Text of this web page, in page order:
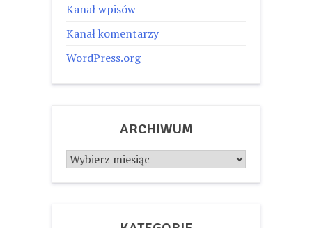
Kanał wpisów
Kanał komentarzy
WordPress.org
ARCHIWUM
Archiwum